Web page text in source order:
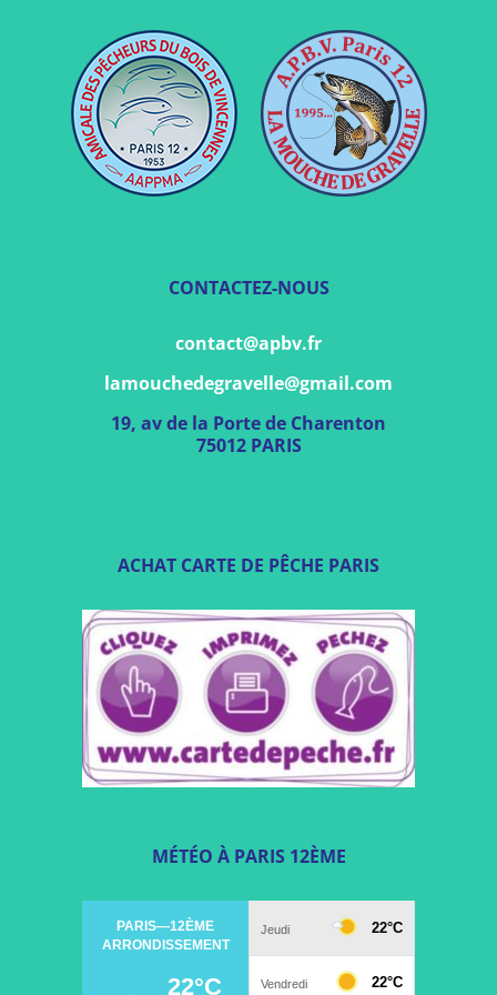
CONTACTEZ-NOUS
contact@apbv.fr
lamouchedegravelle@gmail.com
19, av de la Porte de Charenton
75012 PARIS
ACHAT CARTE DE PÊCHE PARIS
MÉTÉO À PARIS 12ÈME